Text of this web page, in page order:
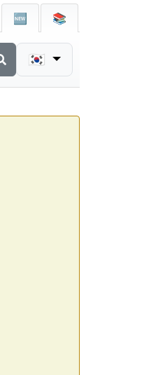
🆕 📚
🇰🇷